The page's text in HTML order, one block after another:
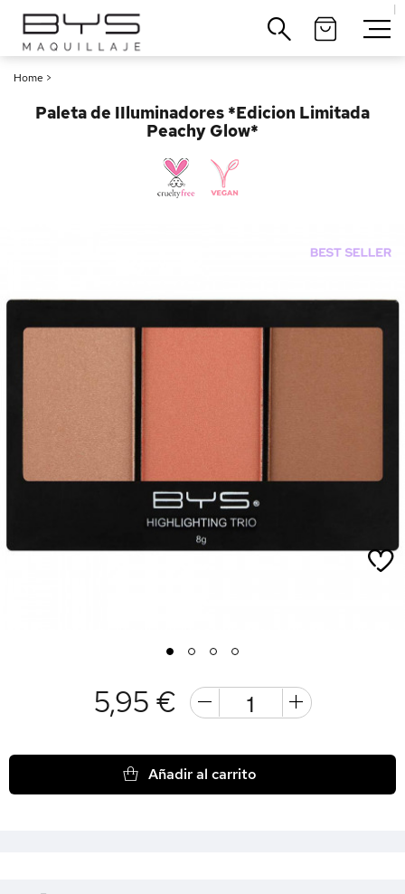
|
Home >
Paleta de IIluminadores *Edicion Limitada
Peachy Glow*
1 2 3 4
5,95 €
Añadir al carrito
Cerrar